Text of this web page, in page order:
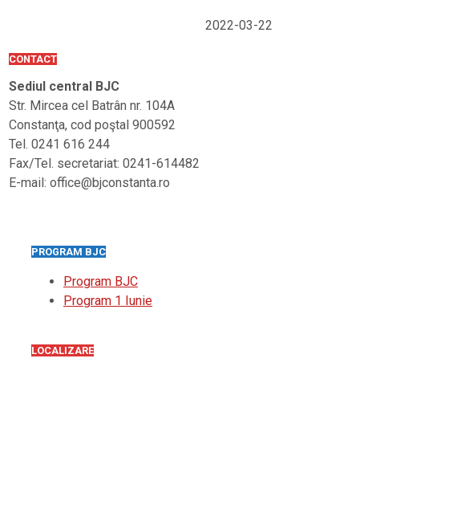
2022-03-22
CONTACT
Sediul central BJC
Str. Mircea cel Batrân nr. 104A
Constanţa, cod poştal 900592
Tel. 0241 616 244
Fax/Tel. secretariat: 0241-614482
E-mail: office@bjconstanta.ro
PROGRAM BJC
Program BJC
Program 1 Iunie
LOCALIZARE